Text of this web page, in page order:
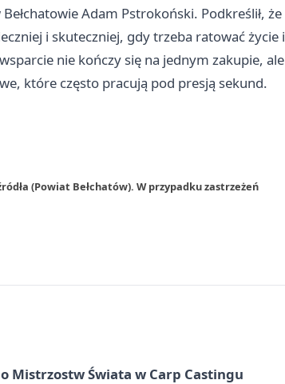
Adam Pstrokoński. Podkreślił, że
i skuteczniej, gdy trzeba ratować życie i
nie kończy się na jednym zakupie, ale
które często pracują pod presją sekund.
(Powiat Bełchatów). W przypadku zastrzeżeń
Mistrzostw Świata w Carp Castingu